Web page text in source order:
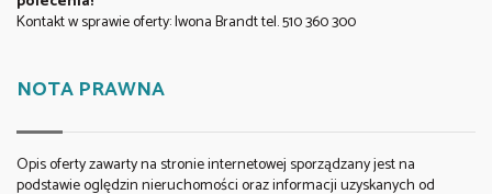
Kontakt w sprawie oferty: Iwona Brandt tel. 510 360 300
NOTA PRAWNA
Opis oferty zawarty na stronie internetowej sporządzany jest na
podstawie oględzin nieruchomości oraz informacji uzyskanych od